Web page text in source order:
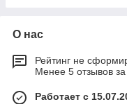
О нас
Рейтинг не
Менее 5 отзывов
Работает с